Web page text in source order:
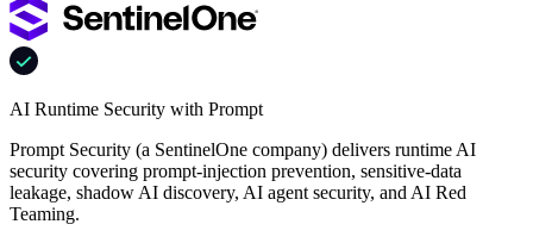
AI Runtime Security with Prompt
Prompt Security (a SentinelOne company) delivers runtime AI
security covering prompt-injection prevention, sensitive-data
leakage, shadow AI discovery, AI agent security, and AI Red
Teaming.